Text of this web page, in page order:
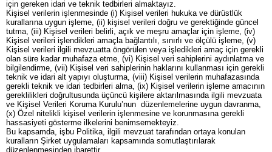
için gereken idari ve teknik tedbirleri almaktayız.
Kişisel verilerin işlenmesinde (i) Kişisel verileri hukuka ve dürüstlük
kurallarına uygun işleme, (ii) kişisel verileri doğru ve gerektiğinde güncel
tutma, (iii) Kişisel verileri belirli, açık ve meşru amaçlar için işleme, (iv)
Kişisel verileri işlendikleri amaçla bağlantılı, sınırlı ve ölçülü işleme, (v)
Kişisel verileri ilgili mevzuatta öngörülen veya işledikleri amaç için gerekli
olan süre kadar muhafaza etme, (vi) Kişisel veri sahiplerini aydınlatma ve
bilgilendirme, (vii) Kişisel veri sahiplerinin haklarını kullanması için gerekli
teknik ve idari alt yapıyı oluşturma, (viii) Kişisel verilerin muhafazasında
gerekli teknik ve idari tedbirleri alma, (ix) Kişisel verilerin işleme amacının
gereklilikleri doğrultusunda üçüncü kişilere aktarılmasında ilgili mevzuata
ve Kişisel Verileri Koruma Kurulu’nun düzenlemelerine uygun davranma,
(x) Özel nitelikli kişisel verilerin işlenmesine ve korunmasına gerekli
hassasiyeti gösterme ilkelerini benimsemekteyiz.
Bu kapsamda, işbu Politika, ilgili mevzuat tarafından ortaya konulan
kuralların Şirket uygulamaları kapsamında somutlaştırılarak
düzenlenmesinden ibarettir.